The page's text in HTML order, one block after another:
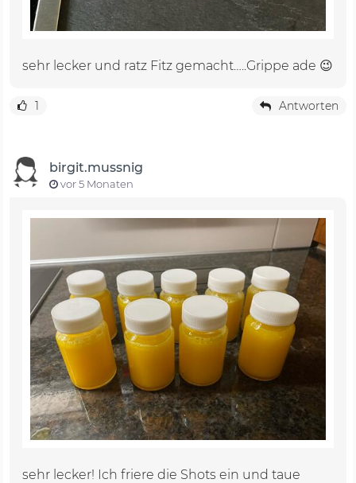
sehr lecker und ratz Fitz gemacht…..Grippe ade 😉
1 Antworten
birgit.mussnig
vor 5 Monaten
sehr lecker! Ich friere die Shots ein und taue